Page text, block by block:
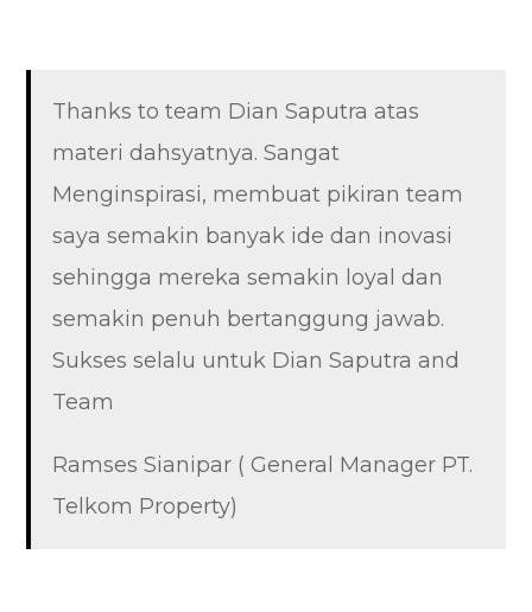
Thanks to team Dian Saputra atas
materi dahsyatnya. Sangat
Menginspirasi, membuat pikiran team
saya semakin banyak ide dan inovasi
sehingga mereka semakin loyal dan
semakin penuh bertanggung jawab.
Sukses selalu untuk Dian Saputra and
Team
Ramses Sianipar ( General Manager PT.
Telkom Property)